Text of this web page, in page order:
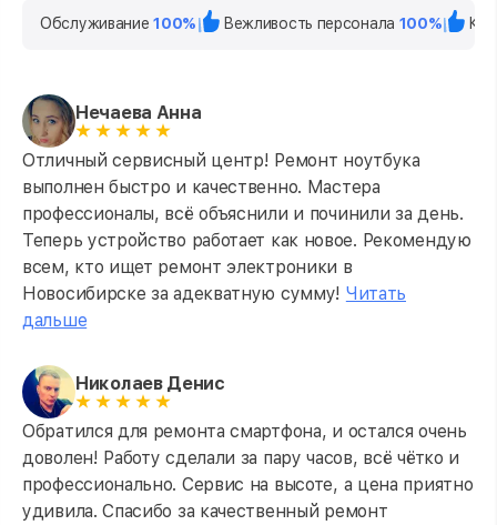
Обслуживание100% Вежливость персонала 100%
Нечаева Анна
Отличный сервисный центр! Ремонт ноутбука
выполнен быстро и качественно. Мастера
профессионалы, всё объяснили и починили за день.
Теперь устройство работает как новое. Рекомендую
всем, кто ищет ремонт электроники в
Новосибирске за адекватную сумму! Читать
дальше
Николаев Денис
Обратился для ремонта смартфона, и остался очень
доволен! Работу сделали за пару часов, всё чётко и
профессионально. Сервис на высоте, а цена приятно
удивила. Спасибо за качественный ремонт